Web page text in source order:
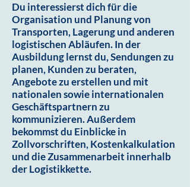
Du interessierst dich für die
Organisation und Planung von
Transporten, Lagerung und anderen
logistischen Abläufen. In der
Ausbildung lernst du, Sendungen zu
planen, Kunden zu beraten,
Angebote zu erstellen und mit
nationalen sowie internationalen
Geschäftspartnern zu
kommunizieren. Außerdem
bekommst du Einblicke in
Zollvorschriften, Kostenkalkulation
und die Zusammenarbeit innerhalb
der Logistikkette.